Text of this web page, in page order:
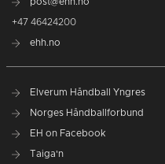
+47 46424200
ehh.no
Norges Håndballforbund
EH on Facebook
Taiga'n